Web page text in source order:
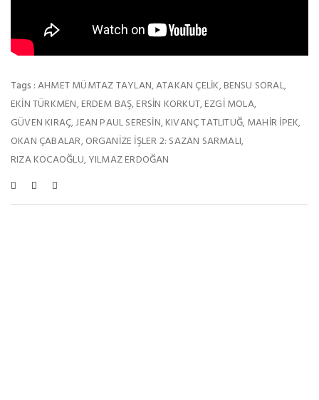
Tags :AHMET MÜMTAZ TAYLAN,ATAKAN ÇELIK,BENSU SORAL,
EKIN TÜRKMEN,ERDEM BAŞ,ERSIN KORKUT,EZGI MOLA,
GÜVEN KIRAÇ,JEAN PAUL SERESIN,KIVANÇ TATLITUĞ,MAHIR İPEK,
OKAN ÇABALAR,ORGANIZE İŞLER 2: SAZAN SARMALI,
RIZA KOCAOĞLU,YILMAZ ERDOĞAN